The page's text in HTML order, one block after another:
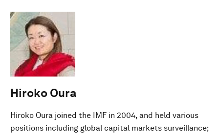
Hiroko Oura
Hiroko Oura joined the IMF in 2004, and held various
positions including global capital markets surveillance;